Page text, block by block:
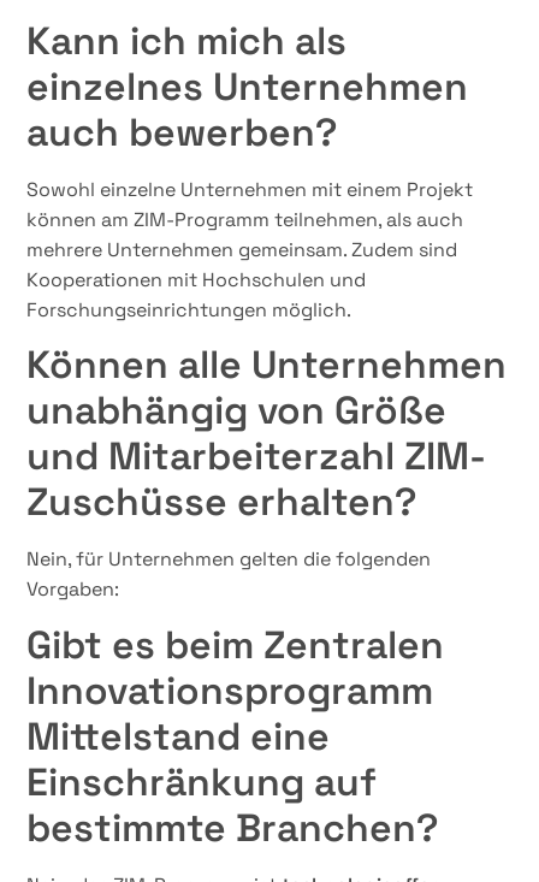
Kann ich mich als
einzelnes Unternehmen
auch bewerben?
Sowohl einzelne Unternehmen mit einem Projekt
können am ZIM-Programm teilnehmen, als auch
mehrere Unternehmen gemeinsam. Zudem sind
Kooperationen mit Hochschulen und
Forschungseinrichtungen möglich.
Können alle Unternehmen
unabhängig von Größe
und Mitarbeiterzahl ZIM-
Zuschüsse erhalten?
Nein, für Unternehmen gelten die folgenden
Vorgaben:
Gibt es beim Zentralen
Innovationsprogramm
Mittelstand eine
Einschränkung auf
bestimmte Branchen?